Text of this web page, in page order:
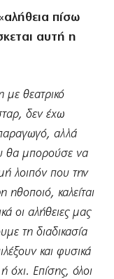
πίσω
αυτή η
με θεατρικό
δεν έχω
αλλά
θα μπορούσε να
λοιπόν που την
ηθοποιό, καλείται
οι αλήθειες μας
τη διαδικασία
και φυσικά
όχι. Επίσης, όλοι